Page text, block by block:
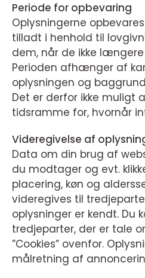
Periode for opbevaring
Oplysningerne
tilladt i henhold til
dem, når de ikke
Perioden afhænger af
oplysningen og
Det er derfor ikke muligt
tidsramme for, hvornår
Videregivelse af
Data om din brug af
du modtager og evt.
placering, køn og
videregives til
oplysninger er kendt. Du
tredjeparter, der er tale
”Cookies” ovenfor.
målretning af